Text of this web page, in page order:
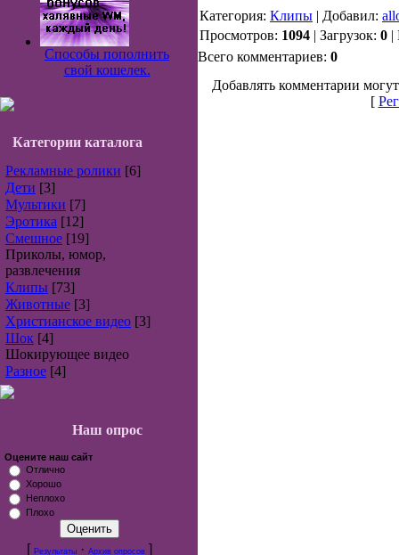
Способы пополнить
свой кошелек.
Категории каталога
Рекламные ролики [6]
Дети [3]
Мультики [7]
Эротика [12]
Смешное [19]
Приколы, юмор,
развлечения
Клипы [73]
Животные [3]
Христианское видео [3]
Шок [4]
Шокирующее видео
Разное [4]
Наш опрос
Оцените наш сайт
Отлично
Хорошо
Неплохо
Плохо
[ Результаты· Архив опросов]
Категория: Клипы | Добавил:
Просмотров: 1094 | Загрузок: 0 |
Всего комментариев: 0
Добавлять комментарии
[